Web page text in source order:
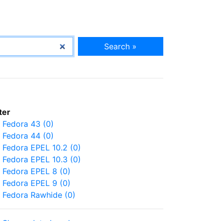
Search »
Fedora 43 (0)
Fedora 44 (0)
Fedora EPEL 10.2 (0)
Fedora EPEL 10.3 (0)
Fedora EPEL 8 (0)
Fedora EPEL 9 (0)
Fedora Rawhide (0)